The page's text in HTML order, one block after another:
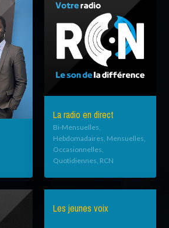
La radio en direct
Bi-Mensuelles,
Hebdomadaires, Mensuelles,
Occasionnelles,
Quotidiennes, RCN
Les jeunes voix